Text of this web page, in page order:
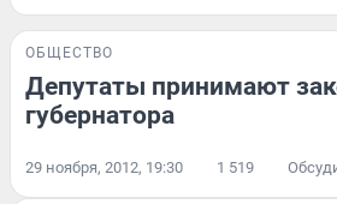
ОБЩЕСТВО
Депутаты принимают
губернатора
29 ноября, 2012, 19:30 1 519